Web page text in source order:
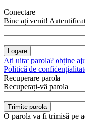
Conectare
Bine ați venit!
Ați uitat parola? obține
Politică de
Recuperare parola
Recuperați-vă parola
O parola va fi trimisă pe